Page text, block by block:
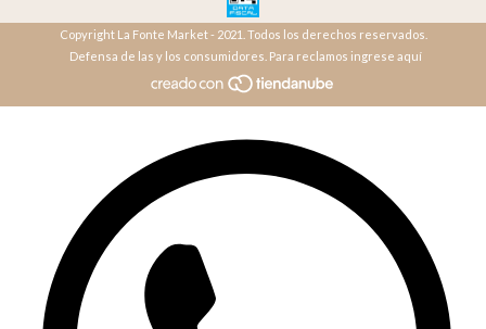
Copyright La Fonte Market - 2021. Todos los derechos reservados.
Defensa de las y los consumidores. Para reclamos ingrese aquí